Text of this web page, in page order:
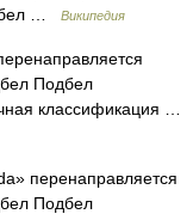
…
Википедия
Подбел
классификация …
перенаправляется
Подбел